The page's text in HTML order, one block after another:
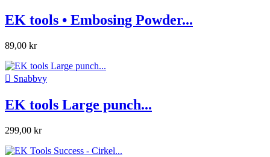
EK tools • Embosing Powder...
89,00 kr
 Snabbvy
EK tools Large punch...
299,00 kr